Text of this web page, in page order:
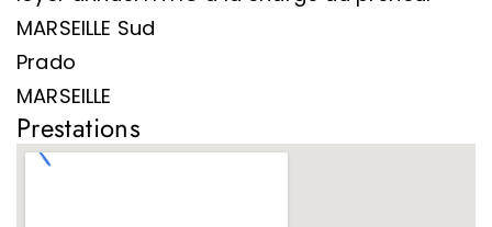
MARSEILLE Sud
Prado
MARSEILLE
Prestations